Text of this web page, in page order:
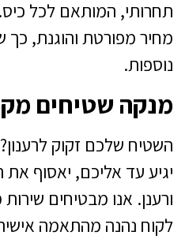
תחרותי, המותאם לכל
מחיר מפורטת והוגנת, כך
נוספות.
מנקה שטיחים
השטיח שלכם זקוק
יגיע עד אליכם, יאסוף את
ורענן. אנו מבטיחים
לקוח נהנה מהתאמה